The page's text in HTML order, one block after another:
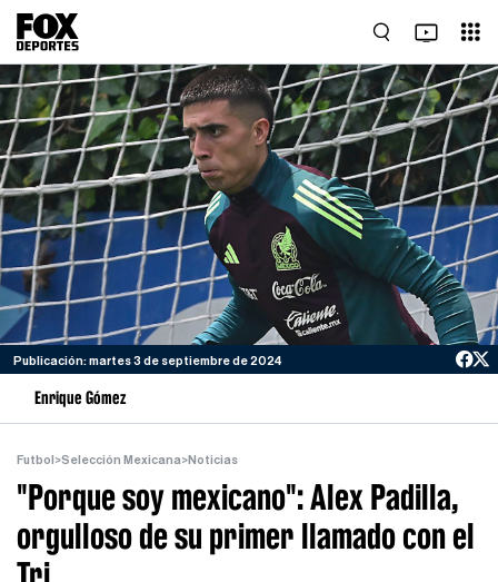
Publicación: martes 3 de septiembre de 2024
Enrique Gómez
Futbol >Selección Mexicana>Noticias
"Porque soy mexicano": Alex Padilla,
orgulloso de su primer llamado con el